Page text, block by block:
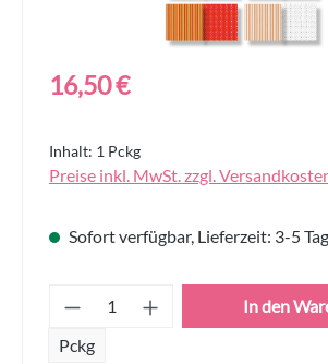
Regulärer Preis:
16,50 €
Inhalt: 1 Pckg
Preise inkl. MwSt. zzgl.
Sofort verfügbar, Lieferzeit: 3-5
Produkt Anzahl: Gib den
Pckg
In den